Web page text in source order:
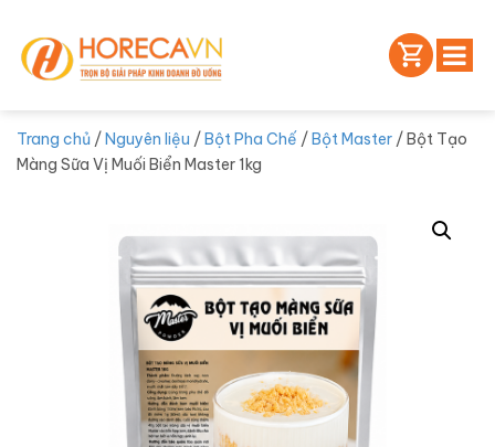
Trang chủ /Nguyên liệu /Bột Pha Chế /Bột Master / Bột Tạo
Màng Sữa Vị Muối Biển Master 1kg